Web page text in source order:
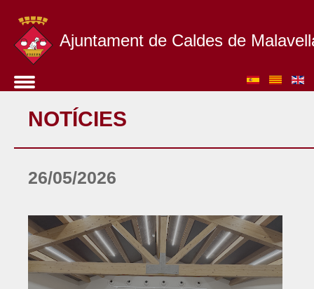
Ajuntament de Caldes de
NOTÍCIES
26/05/2026